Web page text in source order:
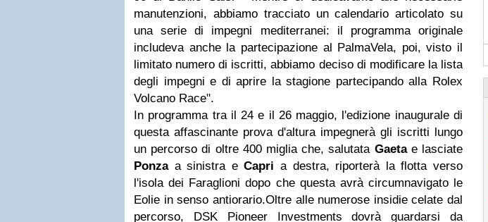
manutenzioni, abbiamo tracciato un calendario articolato su
una serie di impegni mediterranei: il programma originale
includeva anche la partecipazione al PalmaVela, poi, visto il
limitato numero di iscritti, abbiamo deciso di modificare la lista
degli impegni e di aprire la stagione partecipando alla Rolex
Volcano Race".
In programma tra il 24 e il 26 maggio, l'edizione inaugurale di
questa affascinante prova d'altura impegnerà gli iscritti lungo
un percorso di oltre 400 miglia che, salutata Gaetae lasciate
Ponzaa sinistra eCapri a destra, riporterà la flotta verso
l'isola dei Faraglioni dopo che questa avrà circumnavigato le
Eolie in senso antiorario.Oltre alle numerose insidie celate dal
percorso, DSK Pioneer Investments dovrà guardarsi da